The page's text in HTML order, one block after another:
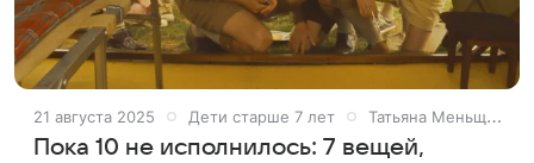
21 августа 2025 Дети старше 7 лет Татьяна Меньщикова
Пока 10 не исполнилось: 7 вещей,